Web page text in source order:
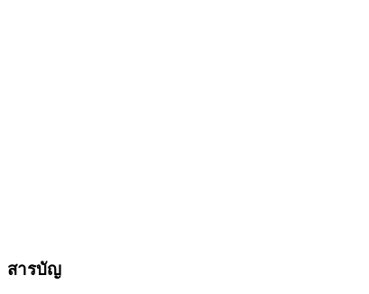
สารบัญ